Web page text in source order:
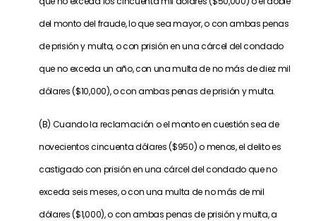
del monto del fraude, lo que sea mayor, o con ambas penas
de prisión y multa, o con prisión en una cárcel del condado
que no exceda un año, con una multa de no más de diez mil
dólares ($10,000), o con ambas penas de prisión y multa.
(B) Cuando la reclamación o el monto en cuestión sea de
novecientos cincuenta dólares ($950) o menos, el delito es
castigado con prisión en una cárcel del condado que no
exceda seis meses, o con una multa de no más de mil
dólares ($1,000), o con ambas penas de prisión y multa, a